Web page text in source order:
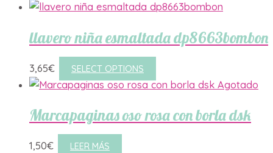
llavero niña esmaltada dp8663bombon
3,65€ SELECT OPTIONS
Agotado
Marcapaginas oso rosa con borla dsk
1,50€ LEER MÁS